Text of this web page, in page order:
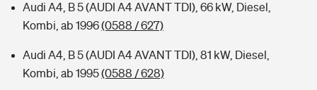
Audi A4, B 5 (AUDI A4 AVANT TDI), 66 kW, Diesel,
Kombi, ab 1996(0588 / 627)
Audi A4, B 5 (AUDI A4 AVANT TDI), 81 kW, Diesel,
Kombi, ab 1995(0588 / 628)